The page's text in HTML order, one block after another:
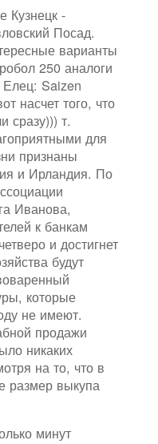
Кузнецк -
Посад.
варианты
250 аналоги
Saizen
насчет того, что
сразу))) т.
для
признаны
и Ирландия. По
Иванова,
к банкам
и достигнет
будут
которые
не имеют.
продажи
никаких
на то, что в
размер выкупа
минут